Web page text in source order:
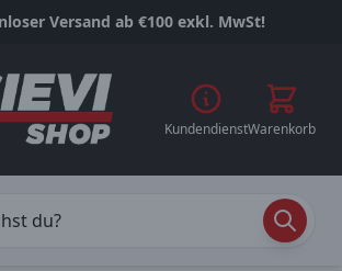
Versand ab €100 exkl. MwSt!
KundendienstWarenkorb